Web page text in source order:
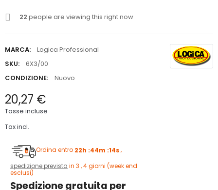
22 people are viewing this right now
MARCA:
Logica Professional
SKU:
6X3/00
CONDIZIONE:
Nuovo
20,27 €
Tasse incluse
Tax incl.
Ordina entro 22h :44m :13s,
spedizione prevista in 3 , 4 giorni (week end
esclusi)
Spedizione gratuita per